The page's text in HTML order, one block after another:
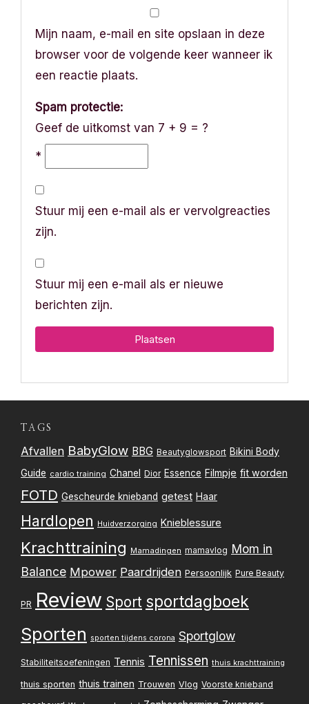
Mijn naam, e-mail en site opslaan in deze
browser voor de volgende keer wanneer ik
een reactie plaats.
Spam protectie:
Geef de uitkomst van 7 + 9 = ?
*
Stuur mij een e-mail als er vervolgreacties
zijn.
Stuur mij een e-mail als er nieuwe
berichten zijn.
TAGS
Afvallen BabyGlow BBG Beautyglowsport Bikini Body
Guide cardio training Chanel Dior Essence Filmpje fit worden
FOTD Gescheurde knieband getest Haar
Hardlopen Huidverzorging Knieblessure
Krachttraining Mamadingen mamavlog Mom in
Balance Mpower Paardrijden Persoonlijk Pure Beauty
PR Review Sport sportdagboek
Sporten sporten tijdens corona Sportglow
Stabiliteitsoefeningen Tennis Tennissen thuis krachttraining
thuis sporten thuis trainen Trouwen Vlog Voorste knieband